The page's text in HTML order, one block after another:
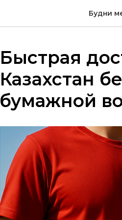
Будни
Быстрая
Казахстан
бумажной